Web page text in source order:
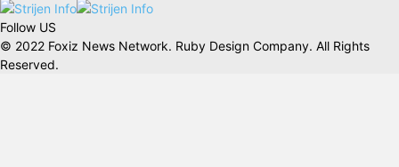
Follow US
© 2022 Foxiz News Network. Ruby Design Company. All Rights
Reserved.